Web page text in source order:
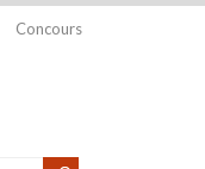
Concours